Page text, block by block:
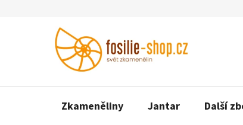
Zkameněliny Jantar Další